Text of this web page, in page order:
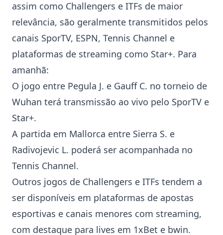
assim como Challengers e ITFs de maior
relevância, são geralmente transmitidos pelos
canais SporTV, ESPN, Tennis Channel e
plataformas de streaming como Star+. Para
amanhã:
O jogo entre Pegula J. e Gauff C. no torneio de
Wuhan terá transmissão ao vivo pelo SporTV e
Star+.
A partida em Mallorca entre Sierra S. e
Radivojevic L. poderá ser acompanhada no
Tennis Channel.
Outros jogos de Challengers e ITFs tendem a
ser disponíveis em plataformas de apostas
esportivas e canais menores com streaming,
com destaque para lives em 1xBet e bwin.